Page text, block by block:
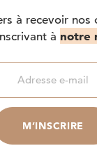
à recevoir
à notre